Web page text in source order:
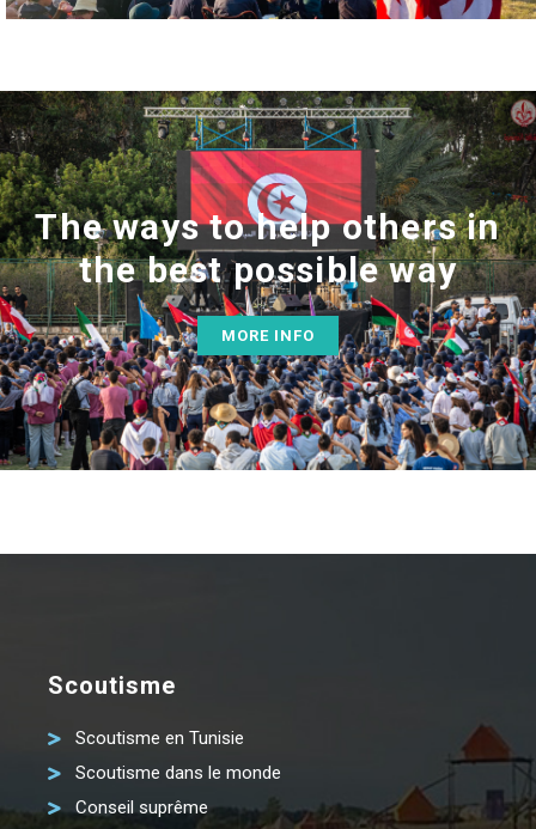
The ways to help others in
the best possible way
MORE INFO
Scoutisme
Scoutisme en Tunisie
Scoutisme dans le monde
Conseil suprême